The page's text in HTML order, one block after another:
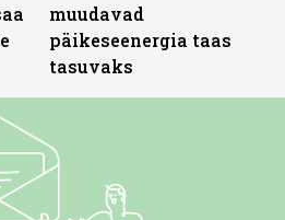
muudavad
päikeseenergia taas
tasuvaks